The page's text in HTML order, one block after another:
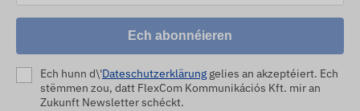
Ech abonnéieren
Ech hunn d\'Dateschutzerklärung gelies an akzeptéiert. Ech
stëmmen zou, datt FlexCom Kommunikációs Kft. mir an
Zukunft Newsletter schéckt.